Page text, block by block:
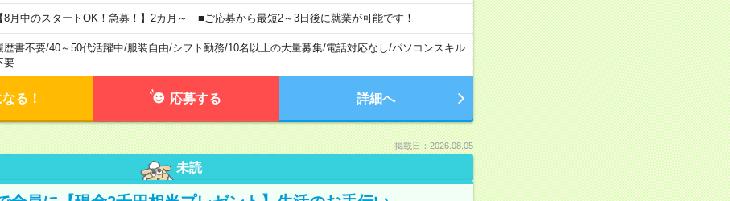
【8月中のスタートOK！急募！】2カ月～ ■ご応募から最短2～3日後に就業が可能です！
歴書不要/40～50代活躍中/服装自由/シフト勤務/10名以上の大量募集/電話対応なし/パソコンスキル
要
る！ 応募する 詳細へ
掲載日：2026.08.05
未読